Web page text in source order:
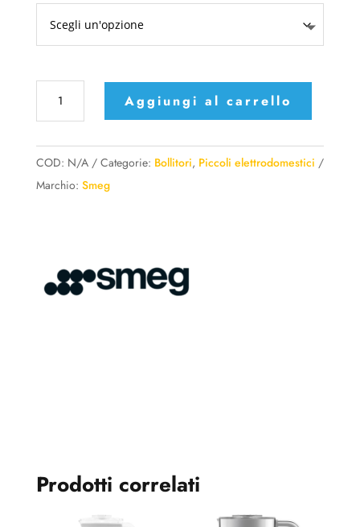
temperatura
varabile
Aggiungi al carrello
COD: N/A Categorie: Bollitori, Piccoli elettrodomestici
Marchio: Smeg
Prodotti correlati